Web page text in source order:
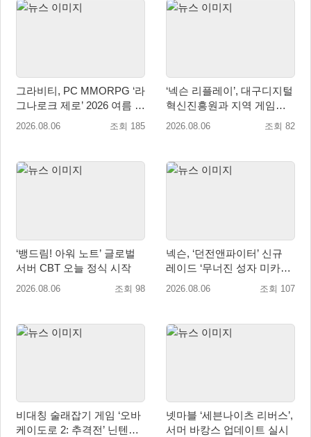
그라비티, PC MMORPG ‘라
그나로크 제로’ 2026 여름 프
로모션 진행!
2026.08.06 조회 185
‘넥슨 리플레이’, 대구디지털
혁신진흥원과 지역 게임산
업 육성 위한 업무협약 체결
2026.08.06 조회 82
‘뱅드림! 아워 노트’ 글로벌
서버 CBT 오늘 정식 시작
2026.08.06 조회 98
넥슨, ‘던전앤파이터’ 신규
레이드 ‘무너진 성자 미카엘
라’ 업데이트!
2026.08.06 조회 107
비대칭 술래잡기 게임 ‘오바
케이도로 2: 추격전’ 닌텐도
넷마블 ‘세븐나이츠 리버스’,
서머 바캉스 업데이트 실시